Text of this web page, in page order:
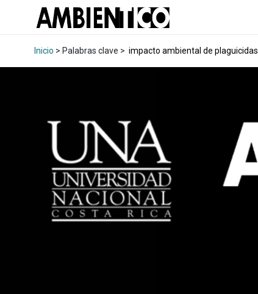
Inicio > Palabras clave > impacto ambiental de plaguicidas